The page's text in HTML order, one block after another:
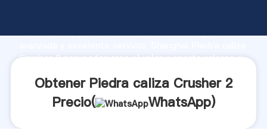
capacidad de producción, fuerza de investigación
Crusher 2 proveedor crea el valor y aporta valores a
Obtener Piedra caliza Crusher 2
Precio(
WhatsApp)